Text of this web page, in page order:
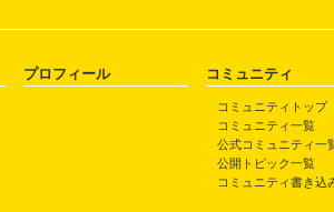
プロフィール コミュニティ
コミュニティトップ
コミュニティ一覧
公式コミュニティ一
公開トピック一覧
コミュニティ書き込